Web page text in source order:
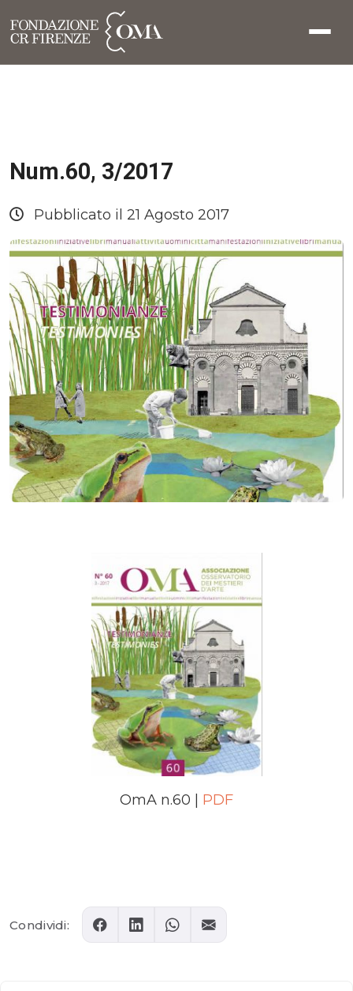
Num.60, 3/2017
Pubblicato il 21 Agosto 2017
OmA n.60 | PDF
Condividi: